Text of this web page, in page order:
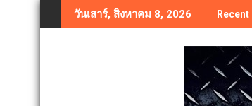
to
วันเสาร์, สิงหาคม 8, 2026